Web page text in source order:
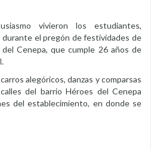
vivieron los estudiantes,
el pregón de festividades de
Cenepa, que cumple 26 años de
alegóricos, danzas y comparsas
del barrio Héroes del Cenepa
del establecimiento, en donde se